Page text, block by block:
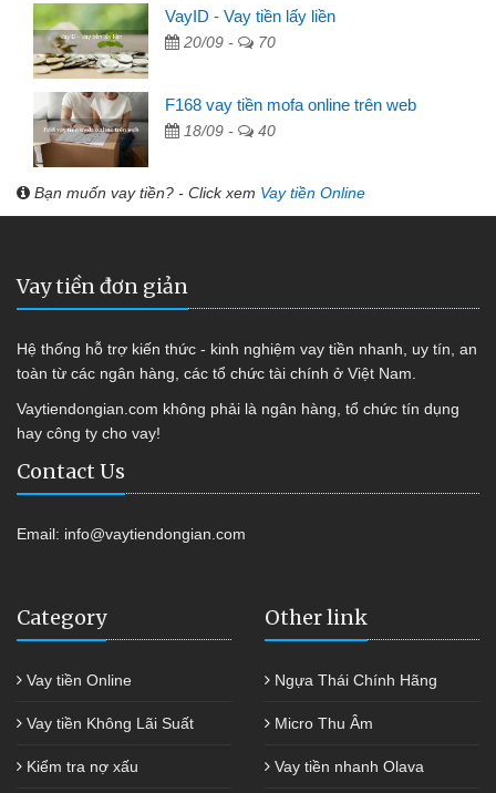
VayID - Vay tiền lấy liền
20/09 - 70
F168 vay tiền mofa online trên web
18/09 - 40
Bạn muốn vay tiền? - Click xem Vay tiền Online
Vay tiền đơn giản
Hệ thống hỗ trợ kiến thức - kinh nghiệm vay tiền nhanh, uy tín, an
toàn từ các ngân hàng, các tổ chức tài chính ở Việt Nam.
Vaytiendongian.com không phải là ngân hàng, tổ chức tín dụng
hay công ty cho vay!
Contact Us
Email: info@vaytiendongian.com
Category
Vay tiền Online
Vay tiền Không Lãi Suất
Kiểm tra nợ xấu
Other link
Ngựa Thái Chính Hãng
Micro Thu Âm
Vay tiền nhanh Olava